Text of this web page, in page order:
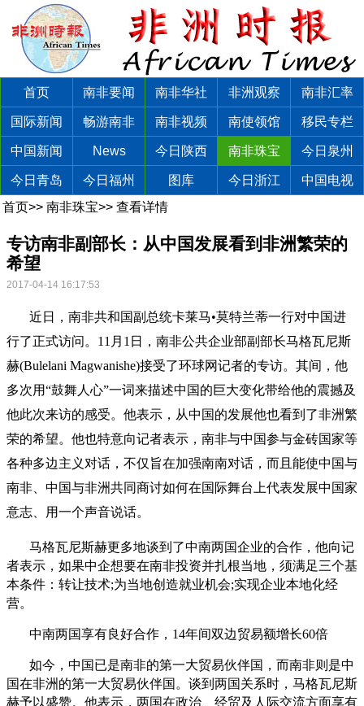
首页 南非要闻 南非华社 非洲观察 南非汇率
国际新闻 畅游南非 南非视频 南使领馆 移民专栏
中国新闻 News 今日陕西 南非珠宝 今日泉州
今日青岛 今日福州 图库 今日浙江
中国电视
首页>> 南非珠宝>> 查看详情
专访南非副部长：从中国发展看到非洲繁荣的
希望
2017-04-14 16:17:53
近日，南非共和国副总统卡莱马•莫特兰蒂一行对中国进
行了正式访问。11月1日，南非公共企业部副部长马格瓦尼斯
赫(Bulelani Magwanishe)接受了环球网记者的专访。其间，他
多次用“鼓舞人心”一词来描述中国的巨大变化带给他的震撼及
他此次来访的感受。他表示，从中国的发展他也看到了非洲繁
荣的希望。他也特意向记者表示，南非与中国参与金砖国家等
各种多边主义对话，不仅旨在加强南南对话，而且能使中国与
南非、中国与非洲共同商讨如何在国际舞台上代表发展中国家
意志、用一个声音说话。
马格瓦尼斯赫更多地谈到了中南两国企业的合作，他向记
者表示，如果中企想要在南非投资并扎根当地，须满足三个基
本条件：转让技术;为当地创造就业机会;实现企业本地化经
营。
中南两国享有良好合作，14年间双边贸易额增长60倍
如今，中国已是南非的第一大贸易伙伴国，而南非则是中
国在非洲的第一大贸易伙伴国。谈到两国关系时，马格瓦尼斯
赫予以盛赞。他表示，两国在政治、经贸及人际交流方面享有